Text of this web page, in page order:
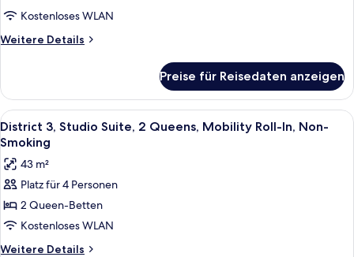
Betten,
Nichtraucher
Dlx
Poolside
Cabana)
anzeigen
Kostenloses WLAN
Weitere Details
Weitere
Zimmer,
2 Queen-
Betten,
Nichtraucher
3
Dlx
Cabana)
Preise für Reisedaten anzeigen
Alle
Fotos
für
District
3,
Studio
Suite,
2
Ein Hotelzimmer mit zwei Betten,
6
District 3, Studio Suite, 2 Queens, Mobility Roll-In, Non-
Smoking
43 m²
Platz für 4 Personen
2 Queen-Betten
Kostenloses WLAN
Weitere Details
Weitere